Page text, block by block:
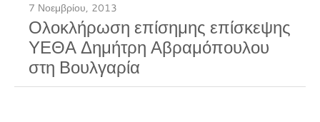
7 Νοεμβρίου, 2013
Ολοκλήρωση επίσημης επίσκεψης
ΥΕΘΑ Δημήτρη Αβραμόπουλου
στη Βουλγαρία